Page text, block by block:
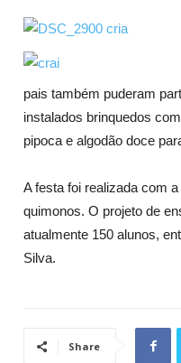
pais também puderam
instalados brinquedos
pipoca e algodão doce
A festa foi realizada com
quimonos. O projeto de
atualmente 150 alunos,
Silva.
Share